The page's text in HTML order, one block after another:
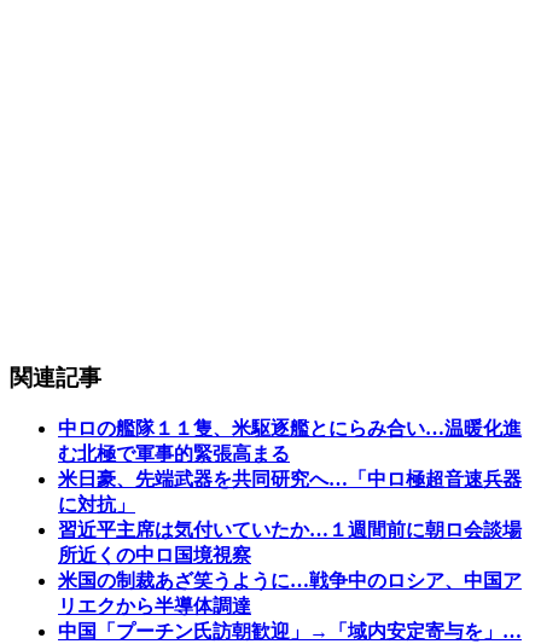
関連記事
中ロの艦隊１１隻、米駆逐艦とにらみ合い…温暖化進
む北極で軍事的緊張高まる
米日豪、先端武器を共同研究へ…「中ロ極超音速兵器
に対抗」
習近平主席は気付いていたか…１週間前に朝ロ会談場
所近くの中ロ国境視察
米国の制裁あざ笑うように…戦争中のロシア、中国ア
リエクから半導体調達
中国「プーチン氏訪朝歓迎」→「域内安定寄与を」…